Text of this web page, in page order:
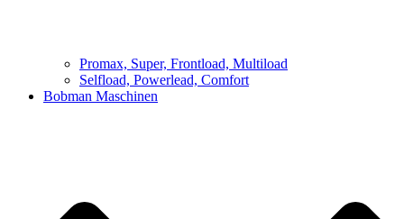
Promax, Super, Frontload, Multiload
Selfload, Powerlead, Comfort
Bobman Maschinen